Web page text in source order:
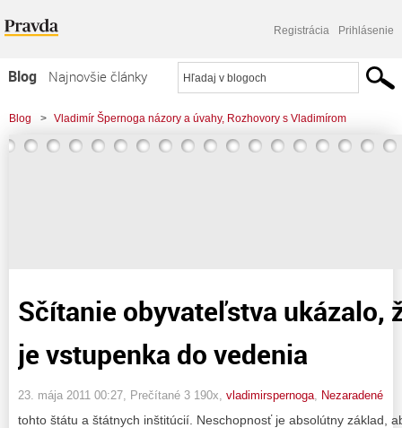
Registrácia Prihlásenie
Blog
Najnovšie články
Najčítanejšie články
Najkomentovanejšie články
Blog > Vladimír Špernoga názory a úvahy, Rozhovory s Vladimírom
> Sčítanie obyvateľstva ukázalo, že neschopnosť je vstupenka do vedenia
Sčítanie obyvateľstva ukázalo,
je vstupenka do vedenia
23. mája 2011 00:27 , Prečítané 3 190x, vladimirspernoga Nezaradené
tohto štátu a štátnych inštitúcií. Neschopnosť je absolútny základ,